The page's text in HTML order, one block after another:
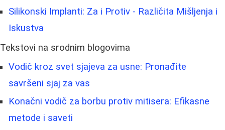
Silikonski Implanti: Za i Protiv - Različita Mišljenja i
Iskustva
Tekstovi na srodnim blogovima
Vodič kroz svet sjajeva za usne: Pronađite
savršeni sjaj za vas
Konačni vodič za borbu protiv mitisera: Efikasne
metode i saveti